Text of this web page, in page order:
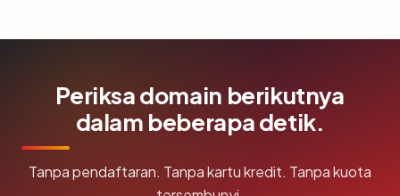
Periksa domain berikutnya
dalam beberapa detik.
Tanpa pendaftaran. Tanpa kartu kredit. Tanpa kuota